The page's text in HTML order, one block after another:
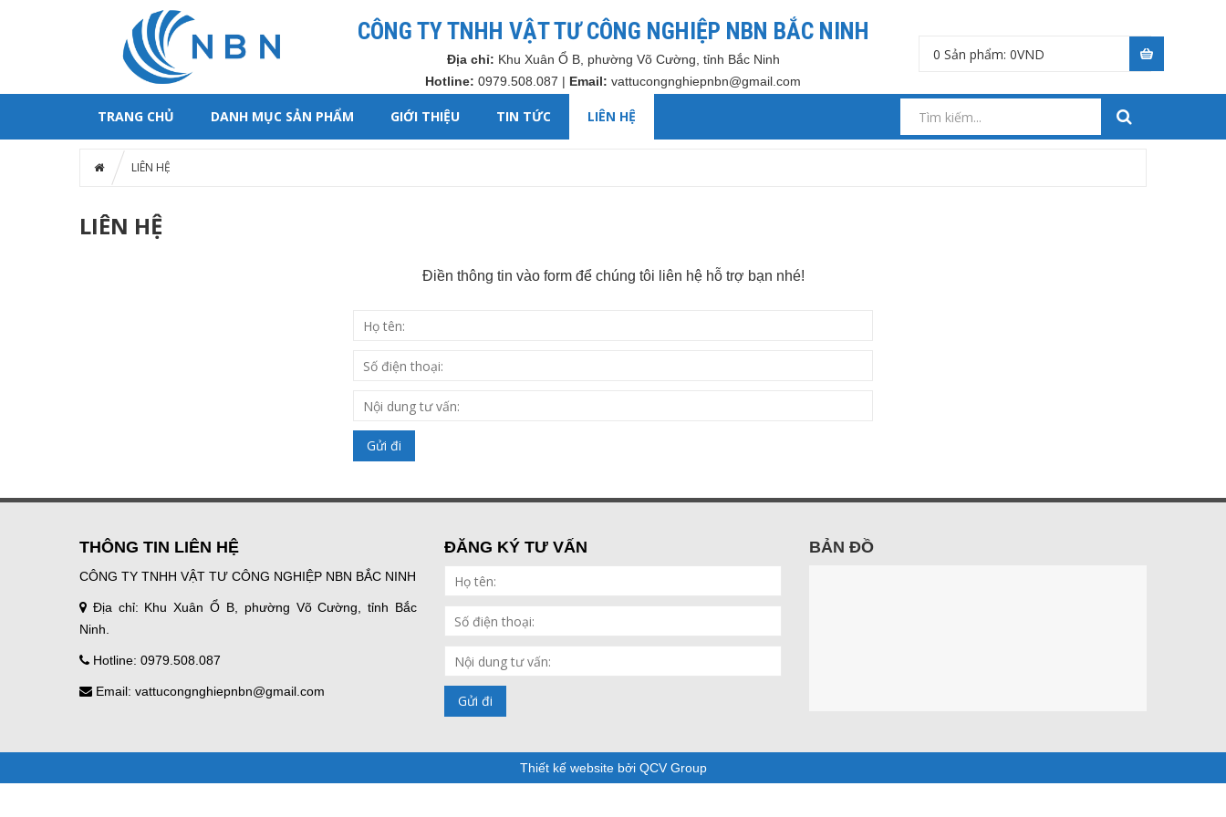
CÔNG TY TNHH VẬT TƯ CÔNG NGHIỆP NBN BẮC NINH
Địa chỉ: Khu Xuân Ổ B, phường Võ Cường, tỉnh Bắc Ninh
Hotline: 0979.508.087 | Email: vattucongnghiepnbn@gmail.com
0 Sản phẩm: 0VND
TRANG CHỦ DANH MỤC SẢN PHẨM GIỚI THIỆU TIN TỨC LIÊN HỆ
LIÊN HỆ
LIÊN HỆ
Điền thông tin vào form để chúng tôi liên hệ hỗ trợ bạn nhé!
THÔNG TIN LIÊN HỆ
CÔNG TY TNHH VẬT TƯ CÔNG NGHIỆP NBN BẮC NINH
Địa chỉ: Khu Xuân Ổ B, phường Võ Cường, tỉnh Bắc
Ninh.
Hotline: 0979.508.087
Email: vattucongnghiepnbn@gmail.com
ĐĂNG KÝ TƯ VẤN BẢN ĐỒ
Thiết kế website bởi QCV Group